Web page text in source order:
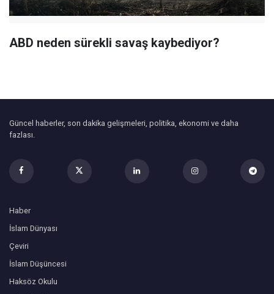
ABD neden sürekli savaş kaybediyor?
Güncel haberler, son dakika gelişmeleri, politika, ekonomi ve daha
fazlası.
Haber
İslam Dünyası
Çeviri
İslam Düşüncesi
Haksöz Okulu